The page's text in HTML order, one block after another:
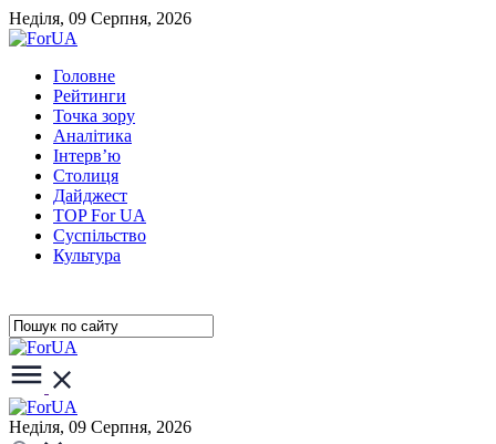
Неділя, 09 Серпня, 2026
Головне
Рейтинги
Точка зору
Аналітика
Інтерв’ю
Столиця
Дайджест
TOP For UA
Суспiльство
Культура
Неділя, 09 Серпня, 2026